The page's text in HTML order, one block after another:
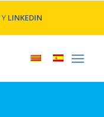
Y LINKEDIN